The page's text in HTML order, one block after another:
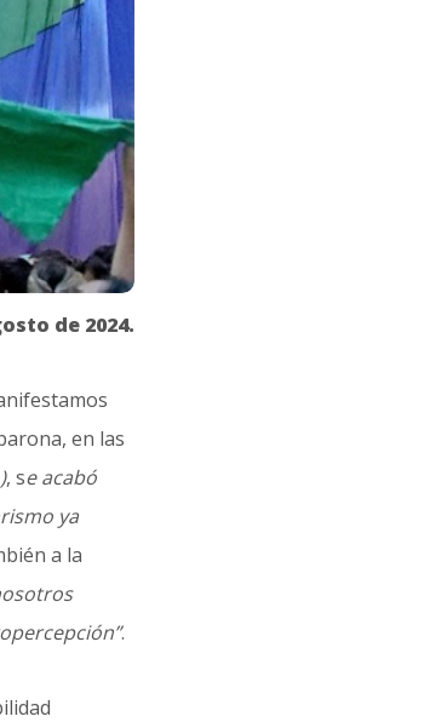
de 2024.
en las
, se acabó
ya
a la
.